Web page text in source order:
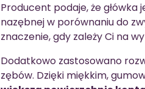
Producent podaje, że główka
nazębnej w porównaniu do
znaczenie, gdy zależy Ci na
Dodatkowo zastosowano
zębów. Dzięki miękkim,